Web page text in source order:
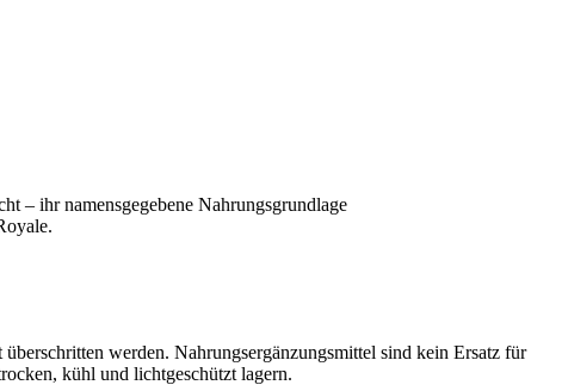
– ihr namensgegebene Nahrungsgrundlage
werden. Nahrungsergänzungsmittel sind kein Ersatz für
kühl und lichtgeschützt lagern.